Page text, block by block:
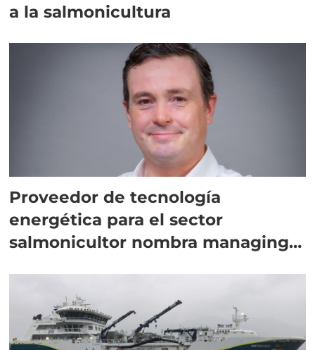
a la salmonicultura
Proveedor de tecnología
energética para el sector
salmonicultor nombra managing